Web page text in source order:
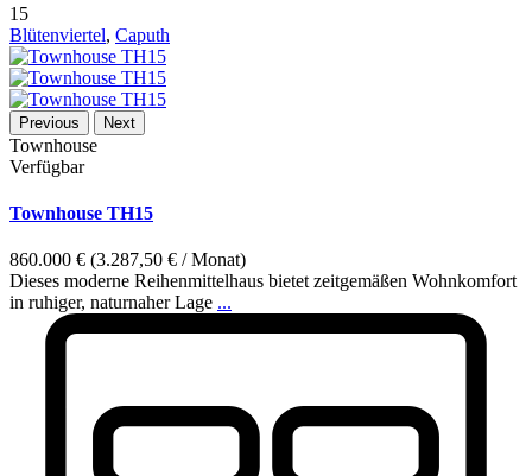
15
Blütenviertel, Caputh
Previous Next
Townhouse
Verfügbar
Townhouse TH15
860.000 € (3.287,50 € / Monat)
Dieses moderne Reihenmittelhaus bietet zeitgemäßen Wohnkomfort
in ruhiger, naturnaher Lage ...